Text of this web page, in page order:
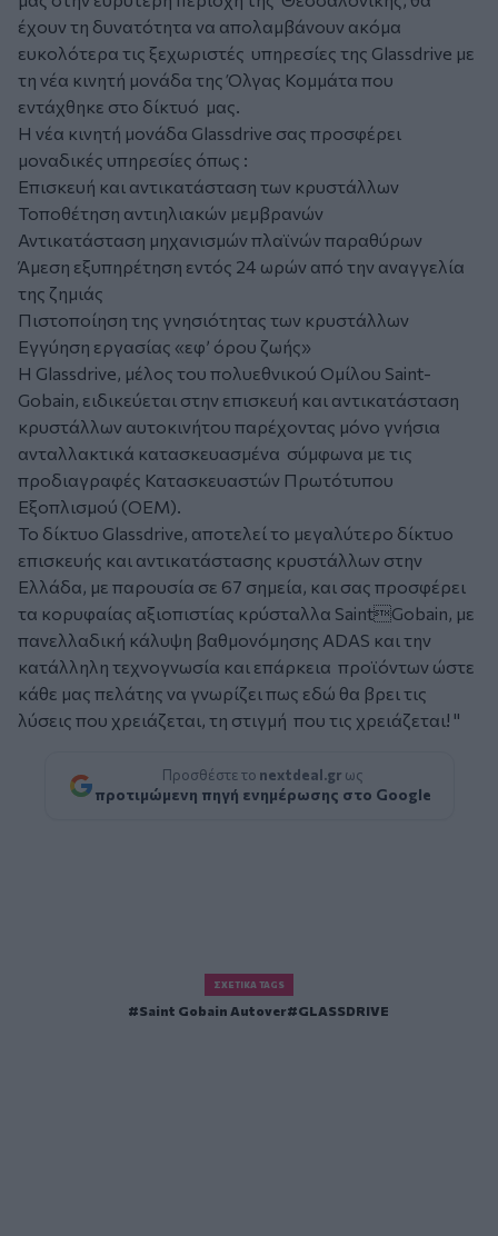
έχουν τη δυνατότητα να απολαμβάνουν ακόμα
ευκολότερα τις ξεχωριστές υπηρεσίες της Glassdrive με
τη νέα κινητή μονάδα της Όλγας Κομμάτα που
εντάχθηκε στο δίκτυό μας.
Η νέα κινητή μονάδα Glassdrive σας προσφέρει
μοναδικές υπηρεσίες όπως :
Επισκευή και αντικατάσταση των κρυστάλλων
Τοποθέτηση αντιηλιακών μεμβρανών
Αντικατάσταση μηχανισμών πλαϊνών παραθύρων
Άμεση εξυπηρέτηση εντός 24 ωρών από την αναγγελία
της ζημιάς
Πιστοποίηση της γνησιότητας των κρυστάλλων
Εγγύηση εργασίας «εφ’ όρου ζωής»
Η Glassdrive, μέλος του πολυεθνικού Ομίλου Saint-
Gobain, ειδικεύεται στην επισκευή και αντικατάσταση
κρυστάλλων αυτοκινήτου παρέχοντας μόνο γνήσια
ανταλλακτικά κατασκευασμένα σύμφωνα με τις
προδιαγραφές Κατασκευαστών Πρωτότυπου
Εξοπλισμού (OEM).
Το δίκτυο Glassdrive, αποτελεί το μεγαλύτερο δίκτυο
επισκευής και αντικατάστασης κρυστάλλων στην
Ελλάδα, με παρουσία σε 67 σημεία, και σας προσφέρει
τα κορυφαίας αξιοπιστίας κρύσταλλα SaintGobain, με
πανελλαδική κάλυψη βαθμονόμησης ADAS και την
κατάλληλη τεχνογνωσία και επάρκεια προϊόντων ώστε
κάθε μας πελάτης να γνωρίζει πως εδώ θα βρει τις
λύσεις που χρειάζεται, τη στιγμή που τις χρειάζεται! "
Προσθέστε το nextdeal.gr ως
προτιμώμενη πηγή ενημέρωσης στο Google
ΣΧΕΤΙΚΆ TAGS
Saint Gobain Autover GLASSDRIVE